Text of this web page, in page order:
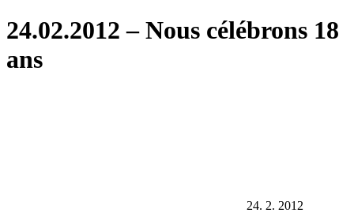
24.02.2012 – Nous célébrons 18
ans
24. 2. 2012